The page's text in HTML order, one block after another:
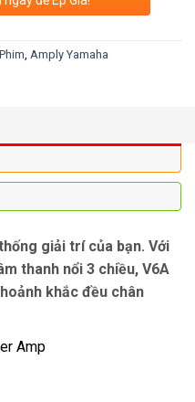
Amply Yamaha
giải trí của bạn. Với
thanh nổi 3 chiều, V6A
khắc đều chân